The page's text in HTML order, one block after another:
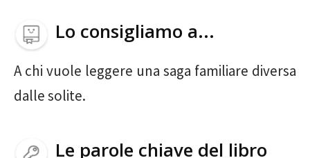
Lo consigliamo a...
A chi vuole leggere una saga familiare diversa
dalle solite.
Le parole chiave del libro